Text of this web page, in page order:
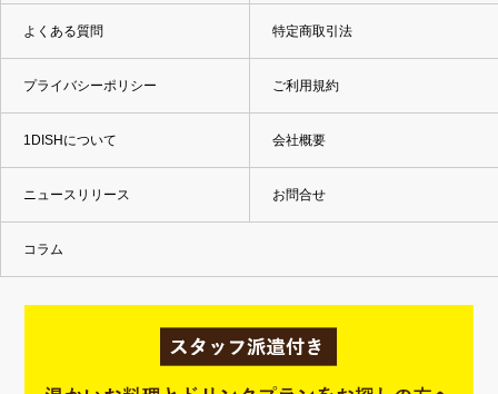
よくある質問 特定商取引法
プライバシーポリシー ご利用規約
1DISHについて 会社概要
ニュースリリース お問合せ
コラム